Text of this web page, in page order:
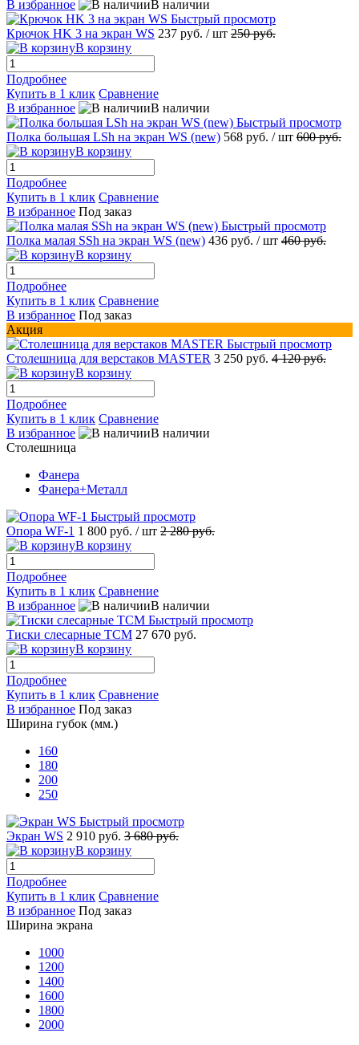
В избранное
В наличии
Быстрый просмотр
Крючок HK 3 на экран WS 237 руб. / шт 250 руб.
В корзину
Подробнее
Купить в 1 клик Сравнение
В избранное
В наличии
Быстрый просмотр
Полка большая LSh на экран WS (new) 568 руб. / шт 600 руб.
В корзину
Подробнее
Купить в 1 клик Сравнение
В избранное Под заказ
Быстрый просмотр
Полка малая SSh на экран WS (new) 436 руб. / шт 460 руб.
В корзину
Подробнее
Купить в 1 клик Сравнение
В избранное Под заказ
Акция
Быстрый просмотр
Столешница для верстаков MASTER 3 250 руб. 4 120 руб.
В корзину
Подробнее
Купить в 1 клик Сравнение
В избранное
В наличии
Столешница
Фанера
Фанера+Металл
Быстрый просмотр
Опора WF-1 1 800 руб. / шт 2 280 руб.
В корзину
Подробнее
Купить в 1 клик Сравнение
В избранное
В наличии
Быстрый просмотр
Тиски слесарные ТСМ 27 670 руб.
В корзину
Подробнее
Купить в 1 клик Сравнение
В избранное Под заказ
Ширина губок (мм.)
160
180
200
250
Быстрый просмотр
Экран WS 2 910 руб. 3 680 руб.
В корзину
Подробнее
Купить в 1 клик Сравнение
В избранное Под заказ
Ширина экрана
1000
1200
1400
1600
1800
2000